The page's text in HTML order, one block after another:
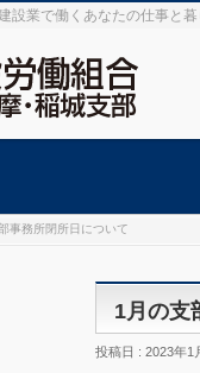
業で働くあなたの仕事と暮
事務所閉所日について
1月の支
投稿日 : 2023年1